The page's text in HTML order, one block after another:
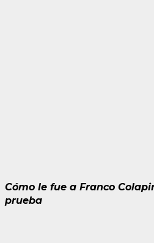
Cómo le fue a Franco
prueba